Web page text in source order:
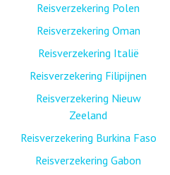
Reisverzekering Polen
Reisverzekering Oman
Reisverzekering Italië
Reisverzekering Filipijnen
Reisverzekering Nieuw
Zeeland
Reisverzekering Burkina Faso
Reisverzekering Gabon